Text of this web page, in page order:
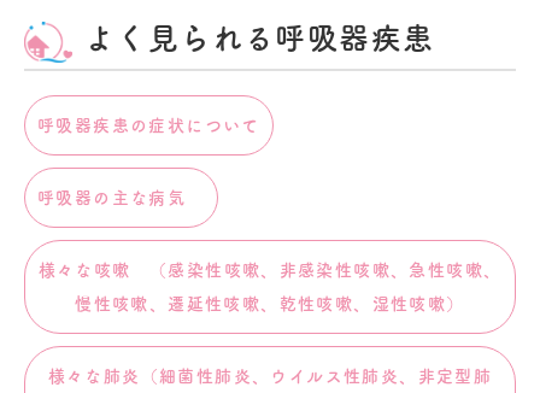
よく見られる呼吸器疾患
呼吸器疾患の症状について
呼吸器の主な病気
様々な咳嗽 （感染性咳嗽、非感染性咳嗽、急性咳嗽、
慢性咳嗽、遷延性咳嗽、乾性咳嗽、湿性咳嗽）
様々な肺炎（細菌性肺炎、ウイルス性肺炎、非定型肺